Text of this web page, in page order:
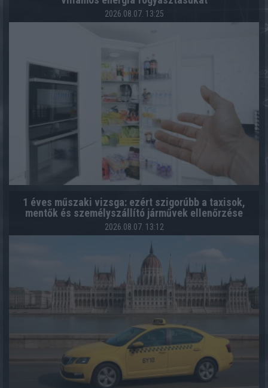
2026.08.07. 13:25
1 éves műszaki vizsga: ezért szigorúbb a taxisok,
mentők és személyszállító járművek ellenőrzése
2026.08.07. 13:12